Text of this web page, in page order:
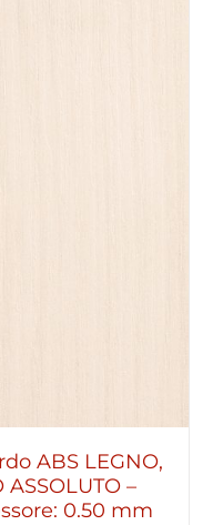
ABS LEGNO,
ASSOLUTO –
0.50 mm